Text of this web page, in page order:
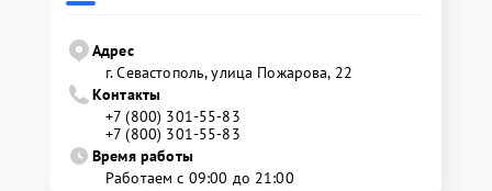
Адрес
г. Севастополь, улица Пожарова, 22
Контакты
+7 (800) 301-55-83
+7 (800) 301-55-83
Время работы
Работаем с 09:00 до 21:00